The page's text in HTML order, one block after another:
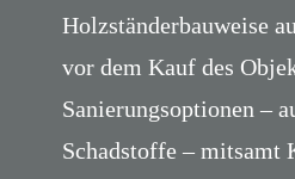
Holzständerbauweise
vor dem Kauf des
Sanierungsoptionen –
Schadstoffe – mitsamt